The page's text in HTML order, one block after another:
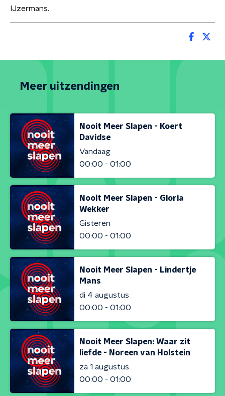
IJzermans.
Meer uitzendingen
Nooit Meer Slapen - Koert
Davidse
Vandaag
00:00 - 01:00
Nooit Meer Slapen - Gloria
Wekker
Gisteren
00:00 - 01:00
Nooit Meer Slapen - Lindertje
Mans
di 4 augustus
00:00 - 01:00
Nooit Meer Slapen: Waar zit
liefde - Noreen van Holstein
za 1 augustus
00:00 - 01:00